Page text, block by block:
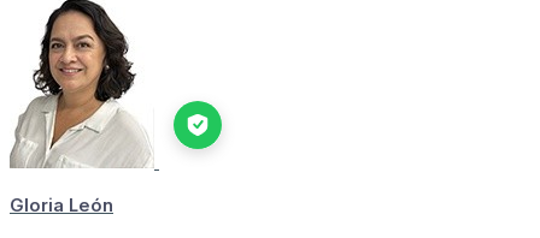
Gloria León